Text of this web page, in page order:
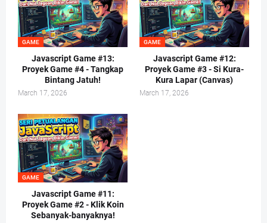
GAME
Javascript Game #13:
Proyek Game #4 - Tangkap
Bintang Jatuh!
March 17, 2026
GAME
Javascript Game #12:
Proyek Game #3 - Si Kura-
Kura Lapar (Canvas)
March 17, 2026
GAME
Javascript Game #11:
Proyek Game #2 - Klik Koin
Sebanyak-banyaknya!